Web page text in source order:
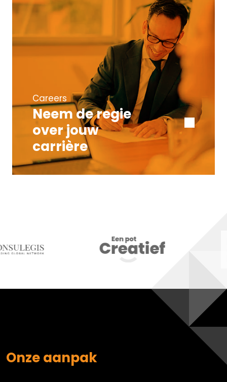
Careers
Neem de regie
over jouw
carrière
Onze aanpak